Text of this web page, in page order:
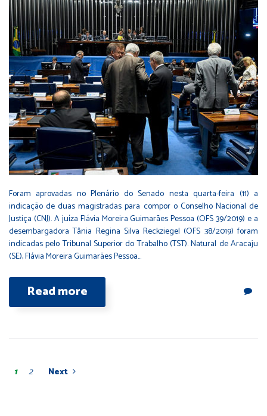
Foram aprovadas no Plenário do Senado nesta quarta-feira (11) a
indicação de duas magistradas para compor o Conselho Nacional de
Justiça (CNJ). A juíza Flávia Moreira Guimarães Pessoa (OFS 39/2019) e a
desembargadora Tânia Regina Silva Reckziegel (OFS 38/2019) foram
indicadas pelo Tribunal Superior do Trabalho (TST). Natural de Aracaju
(SE), Flávia Moreira Guimarães Pessoa…
Read more
1 2 Next